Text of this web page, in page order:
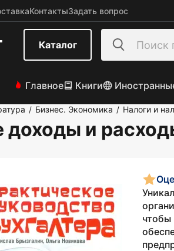
КонтактыЗадать вопрос
Каталог
Главное Книги
/ Бизнес. Экономика / Налоги и
доходы и
чтобы